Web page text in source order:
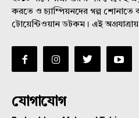
করতে ও চ্যাম্পিয়নদের গল্প শোনাতে
টোয়েন্টিওয়ান ডটকম। এই
যোগাযোগ